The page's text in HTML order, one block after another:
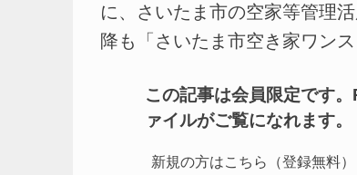
に、さいたま市の空家等管理
降も「さいたま市空き家ワン
この記事は会員限定です
ァイルがご覧になれます。
新規の方はこちら（登録無料）